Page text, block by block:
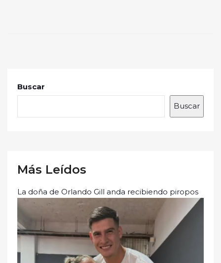
Buscar
Buscar
Más Leídos
La doña de Orlando Gill anda recibiendo piropos